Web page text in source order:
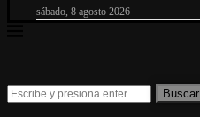
sábado, 8 agosto 2026